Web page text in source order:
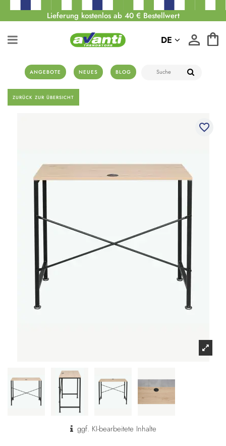
Lieferung kostenlos ab 40 € Bestellwert
ANGEBOTE NEUES BLOG
DE
ZURÜCK ZUR ÜBERSICHT
favorite_border
ggf. KI-bearbeitete Inhalte